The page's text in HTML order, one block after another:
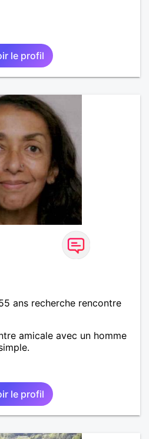
le profil
ans recherche rencontre
amicale avec un homme
le profil